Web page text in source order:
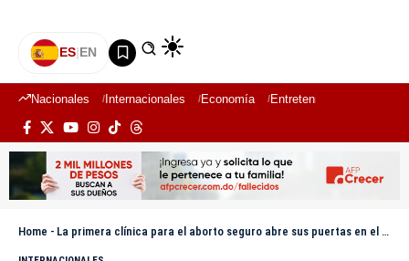
ES|EN
Nacionales Internacionales Economía Entretenimiento
Home - La primera clínica para el aborto seguro abre sus puertas en el oeste de México